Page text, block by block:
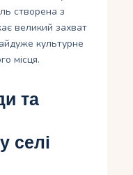
створена з
великий захват
культурне
місця.
та
селі